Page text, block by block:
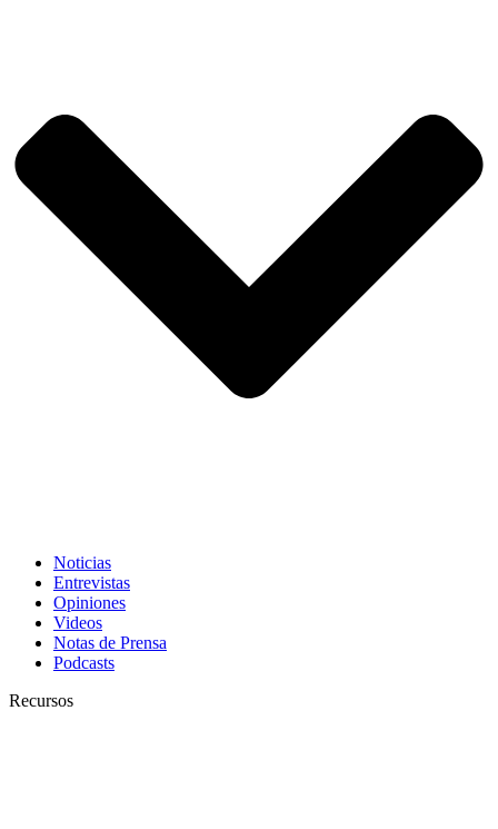
Noticias
Entrevistas
Opiniones
Videos
Notas de Prensa
Podcasts
Recursos